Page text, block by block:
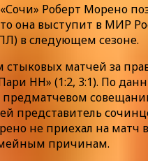
Роберт Морено
она выступит в МИР
в следующем сезоне.
стыковых матчей за
НН» (1:2, 3:1). По
предматчевом
представитель
не приехал на матч
причинам.